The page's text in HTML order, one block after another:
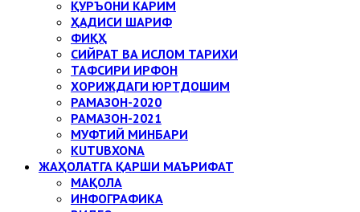
ҚУРЪОНИ КАРИМ
ҲАДИСИ ШАРИФ
ФИҚҲ
СИЙРАТ ВА ИСЛОМ ТАРИХИ
ТАФСИРИ ИРФОН
ХОРИЖДАГИ ЮРТДОШИМ
РАМАЗОН-2020
РАМАЗОН-2021
МУФТИЙ МИНБАРИ
KUTUBXONA
ЖАҲОЛАТГА ҚАРШИ МАЪРИФАТ
МАҚОЛА
ИНФОГРАФИКА